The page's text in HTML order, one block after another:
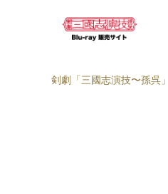
剣劇「三國志演技〜孫呉